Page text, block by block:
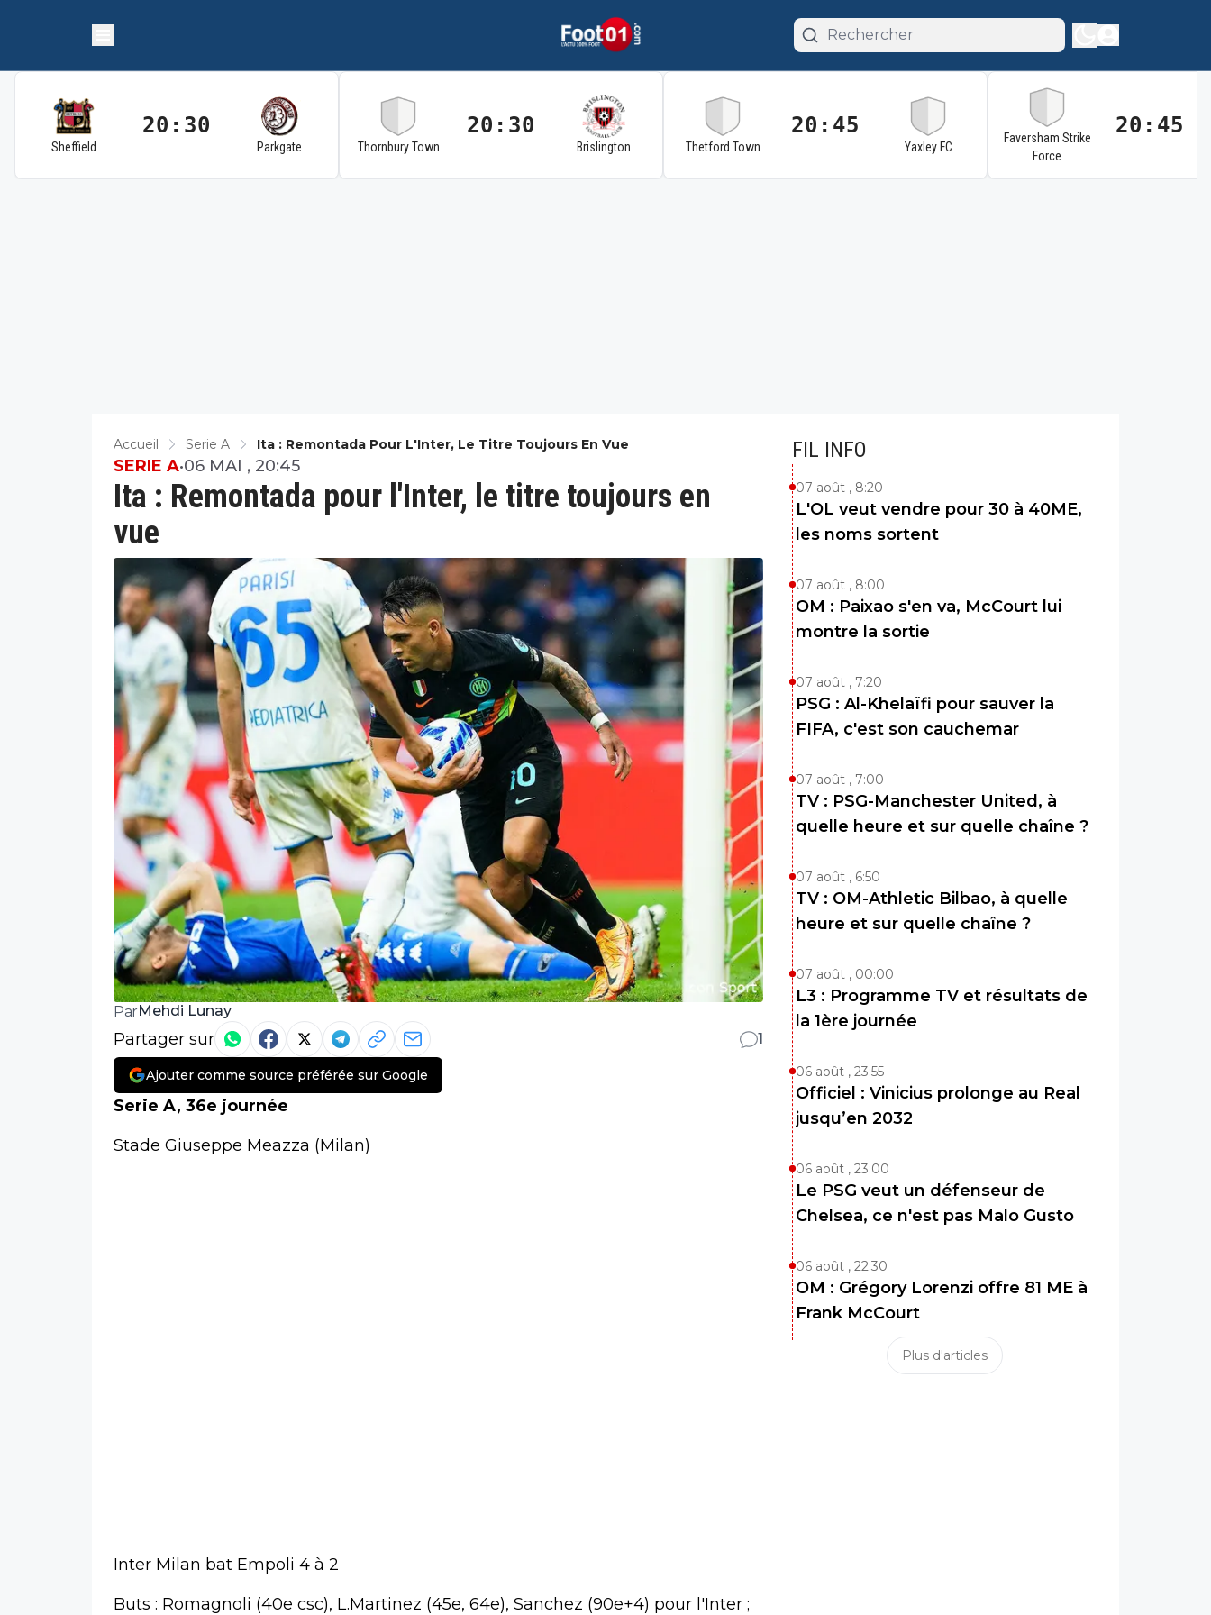
Sheffield
20:30
Parkgate Thornbury Town
20:30
Brislington Thetford Town
20:45
Yaxley FC
Faversham Strike
Force
20:45
Accueil Serie A Ita : Remontada Pour L'Inter, Le Titre Toujours En Vue
Ita : Remontada pour l'Inter, le titre toujours en
vue
SERIE A•06 MAI , 20:45
Par Mehdi Lunay
Partager sur 1
Ajouter comme source préférée sur Google
Serie A, 36e journée
Stade Giuseppe Meazza (Milan)
Inter Milan bat Empoli 4 à 2
Buts : Romagnoli (40e csc), L.Martinez (45e, 64e), Sanchez (90e+4) pour l'Inter ;
FIL INFO
07 août , 8:20
L'OL veut vendre pour 30 à 40ME,
les noms sortent
07 août , 8:00
OM : Paixao s'en va, McCourt lui
montre la sortie
07 août , 7:20
PSG : Al-Khelaïfi pour sauver la
FIFA, c'est son cauchemar
07 août , 7:00
TV : PSG-Manchester United, à
quelle heure et sur quelle chaîne ?
07 août , 6:50
TV : OM-Athletic Bilbao, à quelle
heure et sur quelle chaîne ?
07 août , 00:00
L3 : Programme TV et résultats de
la 1ère journée
06 août , 23:55
Officiel : Vinicius prolonge au Real
jusqu’en 2032
06 août , 23:00
Le PSG veut un défenseur de
Chelsea, ce n'est pas Malo Gusto
06 août , 22:30
OM : Grégory Lorenzi offre 81 ME à
Frank McCourt
Plus d'articles